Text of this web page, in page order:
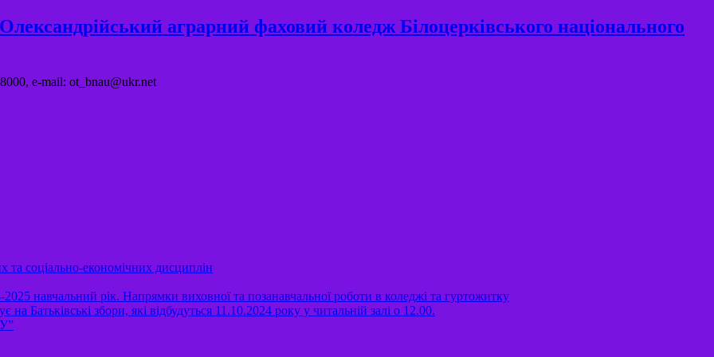
аграрний фаховий коледж Білоцерківського національного
e-mail: ot_bnau@ukr.net
та соціально-економічних дисциплін
навчальний рік. Напрямки виховної та позанавчальної роботи в коледжі та гуртожитку
збори, які відбудуться 11.10.2024 року у читальній залі о 12.00.